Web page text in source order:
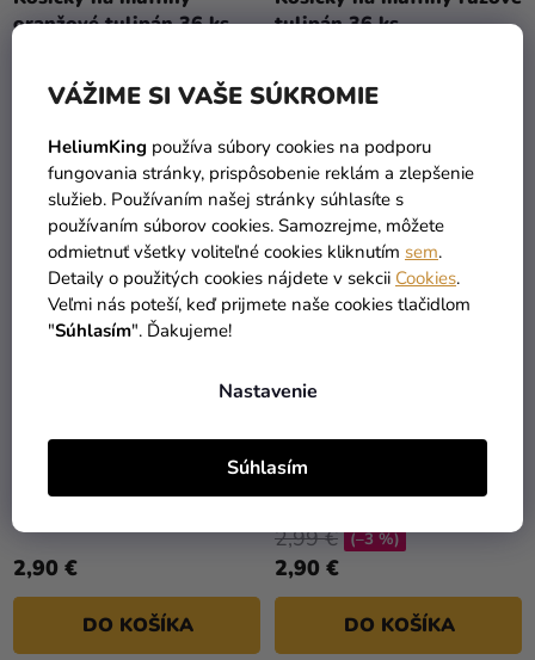
VÁŽIME SI VAŠE SÚKROMIE
HeliumKing používa súbory cookies na podporu
fungovania stránky, prispôsobenie reklám a zlepšenie
služieb. Používaním našej stránky súhlasíte s
používaním súborov cookies. Samozrejme, môžete
odmietnuť všetky voliteľné cookies kliknutím sem.
Detaily o použitých cookies nájdete v sekcii Cookies.
Veľmi nás poteší, keď prijmete naše cookies tlačidlom
"Súhlasím". Ďakujeme!
Nastavenie
Súhlasím
oranžové tulipán 36 ks
3,90 €
DO KOŠÍKA
tulipán 36 ks
3,90 €
DO KOŠÍKA
Košíčky na pečenie - biele
2,90 €
DO KOŠÍKA
Košíčky na pečenie -
2,90 €
2,99 € (–3 %)
DO KOŠÍKA